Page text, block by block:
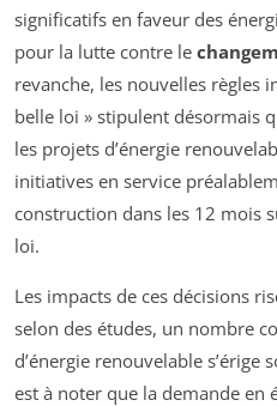
significatifs en faveur des
pour la lutte contre le
revanche, les nouvelles règles
belle loi » stipulent désormais
les projets d’énergie
initiatives en service
construction dans les 12 mois
loi.
Les impacts de ces décisions
selon des études, un nombre
d’énergie renouvelable s’érige
est à noter que la demande en